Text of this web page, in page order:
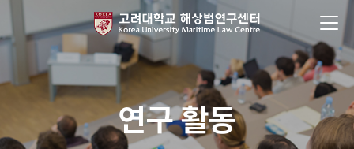
연구 활동